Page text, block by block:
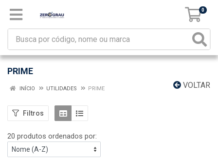
0
PRIME
VOLTAR
INÍCIO UTILIDADES PRIME
Filtros
20 produtos ordenados por: